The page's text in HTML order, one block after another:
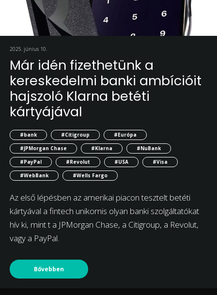
2025. június 10.
Már idén fizethetünk a
kereskedelmi banki ambícióit
hajszoló Klarna betéti
kártyájával
#bank #Citigroup
#Európa
#JPMorgan Chase
#Klarna
#NuBank
#PayPal
#Revolut #USA
#Visa
#WebBank
#Wells Fargo
Az első lépésben az amerikai piacon tesztelt betéti
kártyával a fintech unikornis olyan banki szolgáltatókat
hív ki, mint t a JPMorgan Chase, a Citigroup, a Revolut,
vagy a PayPal.
Bővebben